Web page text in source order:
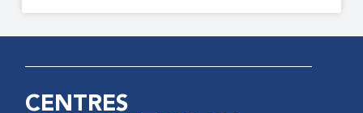
CENTRES